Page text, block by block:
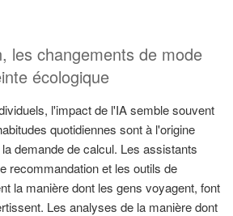
les changements de mode
écologique
l'impact de l'IA semble souvent
quotidiennes sont à l'origine
demande de calcul. Les assistants
recommandation et les outils de
la manière dont les gens voyagent, font
Les analyses de la manière dont